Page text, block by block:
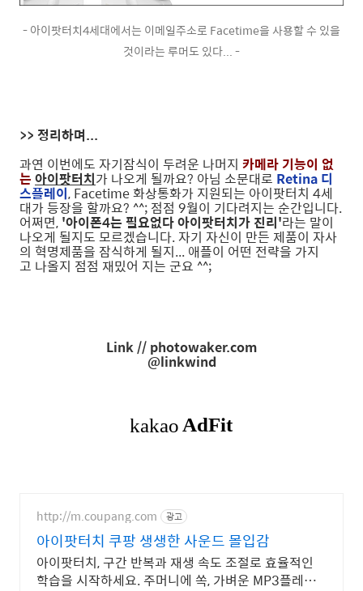
- 아이팟터치4세대에서는 이메일주소로 Facetime을 사용할 수 있을
것이라는 루머도 있다... -
>> 정리하며...
과연 이번에도 자기잠식이 두려운 나머지 카메라 기능이 없
는 아이팟터치가 나오게 될까요? 아님 소문대로 Retina 디
스플레이, Facetime 화상통화가 지원되는 아이팟터치 4세
대가 등장을 할까요? ^^; 점점 9월이 기다려지는 순간입니다.
어쩌면, '아이폰4는 필요없다 아이팟터치가 진리'라는 말이
나오게 될지도 모르겠습니다. 자기 자신이 만든 제품이 자사
의 혁명제품을 잠식하게 될지... 애플이 어떤 전략을 가지
고 나올지 점점 재밌어 지는 군요 ^^;
Link // photowaker.com
@linkwind
http://m.coupang.com 광고
아이팟터치 쿠팡 생생한 사운드 몰입감
아이팟터치, 구간 반복과 재생 속도 조절로 효율적인
학습을 시작하세요. 주머니에 쏙, 가벼운 MP3플레이